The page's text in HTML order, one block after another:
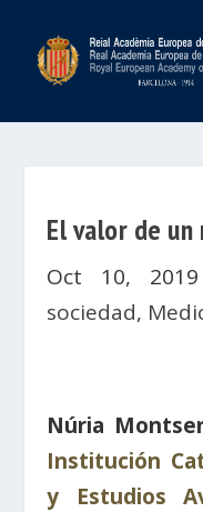
El valor de un
Oct 10, 2019
sociedad,
Núria
Institución
y Estudios